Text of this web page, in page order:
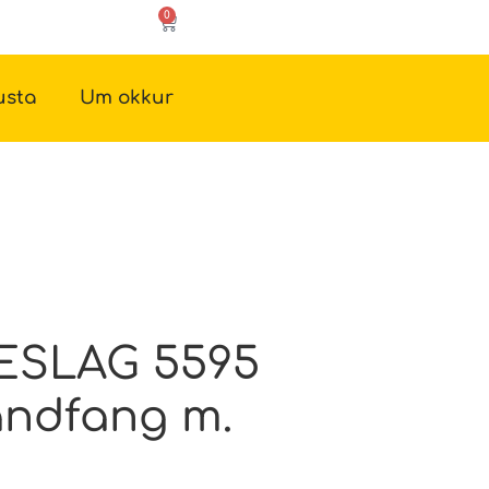
0
Um okkur
5595
m.